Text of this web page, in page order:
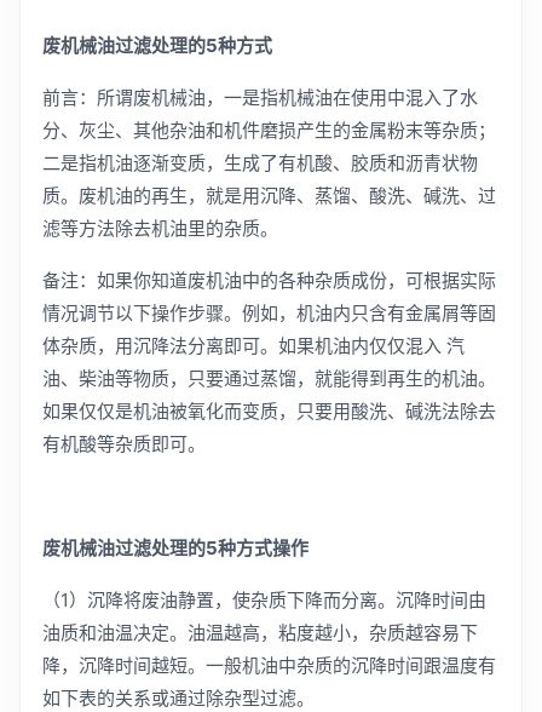
废机械油过滤处理的5种方式
前言：所谓废机械油，一是指机械油在使用中混入了水
分、灰尘、其他杂油和机件磨损产生的金属粉末等杂质；
二是指机油逐渐变质，生成了有机酸、胶质和沥青状物
质。废机油的再生，就是用沉降、蒸馏、酸洗、碱洗、过
滤等方法除去机油里的杂质。
备注：如果你知道废机油中的各种杂质成份，可根据实际
情况调节以下操作步骤。例如，机油内只含有金属屑等固
体杂质，用沉降法分离即可。如果机油内仅仅混入 汽
油、柴油等物质，只要通过蒸馏，就能得到再生的机油。
如果仅仅是机油被氧化而变质，只要用酸洗、碱洗法除去
有机酸等杂质即可。
废机械油过滤处理的5种方式操作
（1）沉降将废油静置，使杂质下降而分离。沉降时间由
油质和油温决定。油温越高，粘度越小，杂质越容易下
降，沉降时间越短。一般机油中杂质的沉降时间跟温度有
如下表的关系或通过除杂型过滤。